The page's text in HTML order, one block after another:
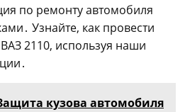
по ремонту автомобиля
Узнайте, как провести
2110, используя наши
кузова автомобиля